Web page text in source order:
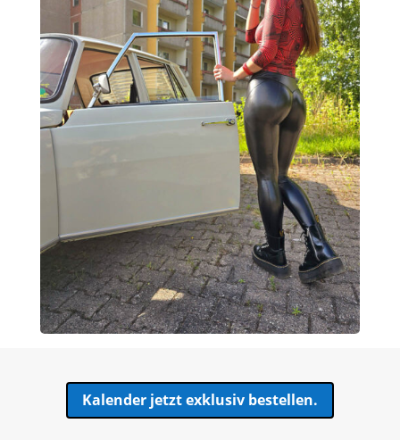
Kalender jetzt exklusiv bestellen.